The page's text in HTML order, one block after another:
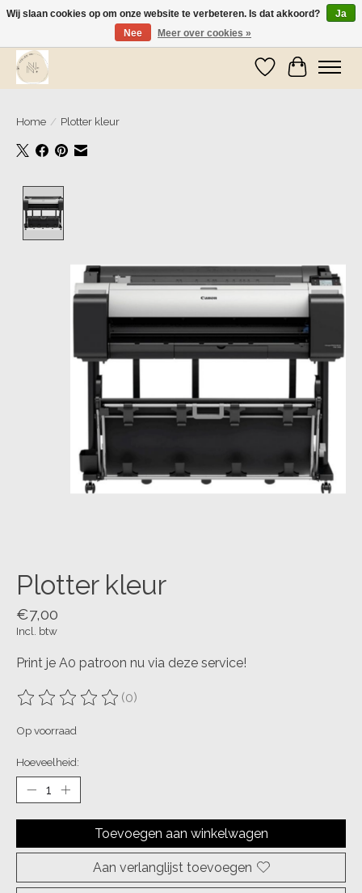
Wij zijn op vakantie! Vanaf zaterdag 9 mei worden er weer pakketjes verzonden
Verlanglijst
Home / Plotter kleur
Plotter kleur
€7,00
Incl. btw
Print je A0 patroon nu via deze service!
De beoordeling van dit product is
(0)
Op voorraad
Hoeveelheid:
Toevoegen aan winkelwagen
Aan verlanglijst toevoegen
Wij slaan cookies op om onze website te verbeteren. Is dat akkoord?
Ja
Nee
Meer over cookies »